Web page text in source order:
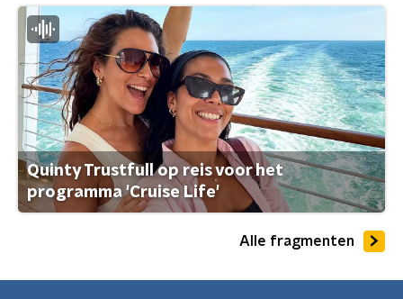
Quinty Trustfull op reis voor het
programma 'Cruise Life'
Alle fragmenten